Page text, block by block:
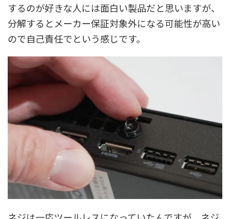
するのが好きな人には面白い製品だと思いますが、
分解するとメーカー保証対象外になる可能性が高い
ので自己責任でという感じです。